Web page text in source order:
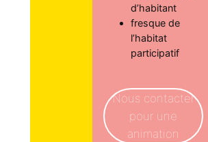
d’habitant
fresque de
l’habitat
participatif
Nous contacter
pour une
animation